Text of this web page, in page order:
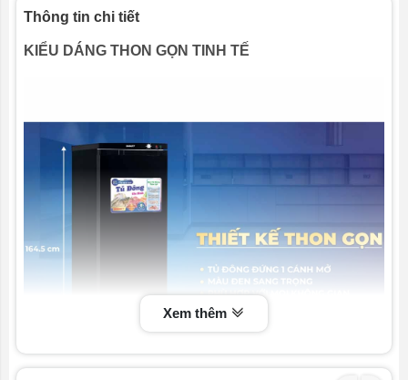
Trọng lượng
57 kg
Thông tin chi tiết
KIỂU DÁNG THON GỌN TINH TẾ
Xem thêm